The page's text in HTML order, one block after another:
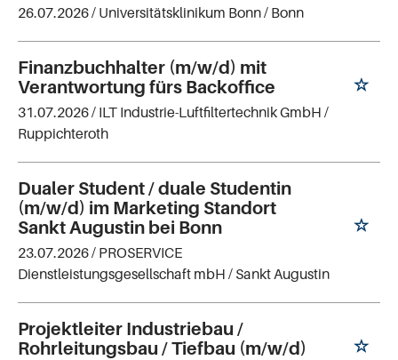
26.07.2026 / Universitätsklinikum Bonn/ Bonn
Finanzbuchhalter (m/w/d) mit
Verantwortung fürs Backoffice
31.07.2026 / ILT Industrie-Luftfiltertechnik GmbH /
Ruppichteroth
Dualer Student / duale Studentin
(m/w/d) im Marketing Standort
Sankt Augustin bei Bonn
23.07.2026 / PROSERVICE
Dienstleistungsgesellschaft mbH / Sankt Augustin
Projektleiter Industriebau /
Rohrleitungsbau / Tiefbau (m/w/d)